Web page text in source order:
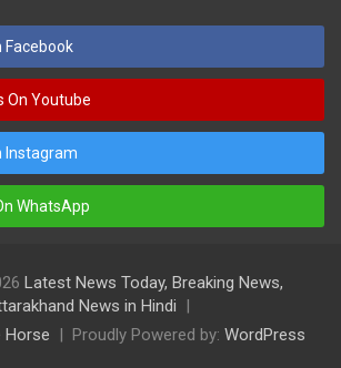
Facebook
On Youtube
Instagram
WhatsApp
Latest News Today, Breaking News,
News in Hindi
Horse Proudly Powered by: WordPress